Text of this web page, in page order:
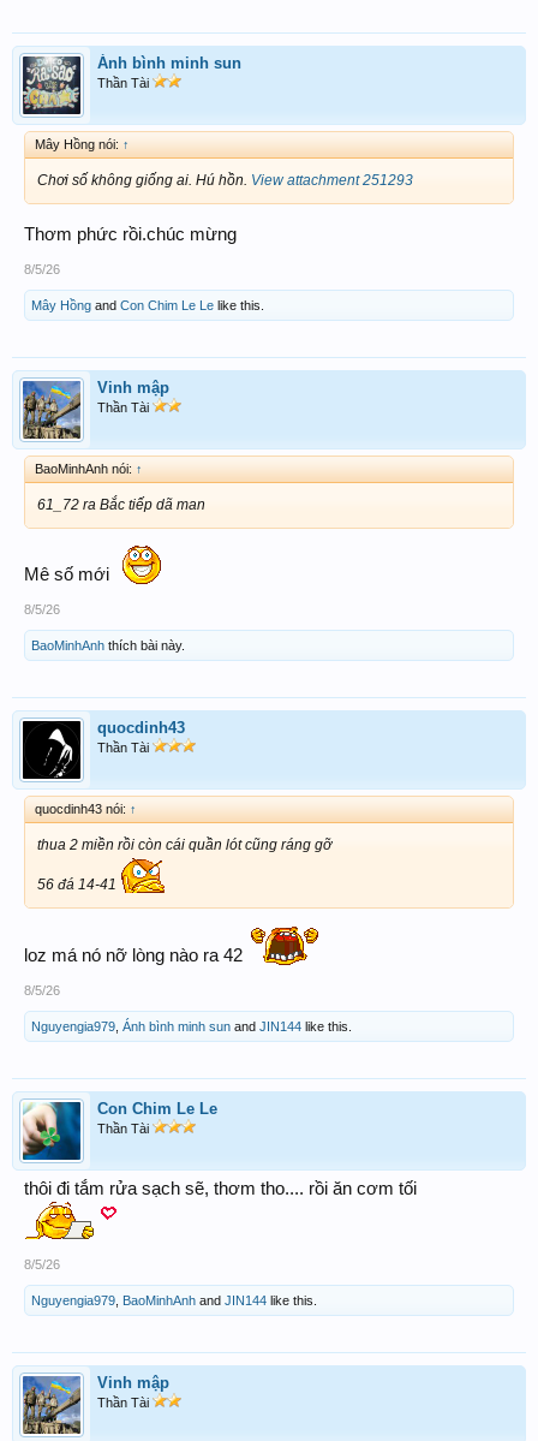
Ánh bình minh sun
Thần Tài
Mây Hồng nói: ↑
Chơi số không giống ai. Hú hồn. View attachment 251293
Thơm phức rồi.chúc mừng
8/5/26
Mây Hồng and Con Chim Le Le like this.
Vinh mập
Thần Tài
BaoMinhAnh nói: ↑
61_72 ra Bắc tiếp dã man
Mê số mới
8/5/26
BaoMinhAnh thích bài này.
quocdinh43
Thần Tài
quocdinh43 nói: ↑
thua 2 miền rồi còn cái quần lót cũng ráng gỡ
56 đá 14-41
loz má nó nỡ lòng nào ra 42
8/5/26
Nguyengia979 Ánh bình minh sun and JIN144 like this.
Con Chim Le Le
Thần Tài
thôi đi tắm rửa sạch sẽ, thơm tho.... rồi ăn cơm tối
8/5/26
Nguyengia979 BaoMinhAnh and JIN144 like this.
Vinh mập
Thần Tài